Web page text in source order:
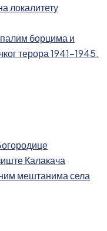
локалитету
борцима и
терора 1941-1945.
Калакача
мештанима села